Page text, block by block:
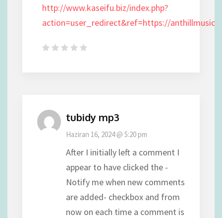
http://www.kaseifu.biz/index.php?
action=user_redirect&ref=https://
tubidy mp3
Haziran 16, 2024 @ 5:20 pm
After I initially left a comment I
appear to have clicked the -
Notify me when new comments
are added- checkbox and from
now on each time a comment is